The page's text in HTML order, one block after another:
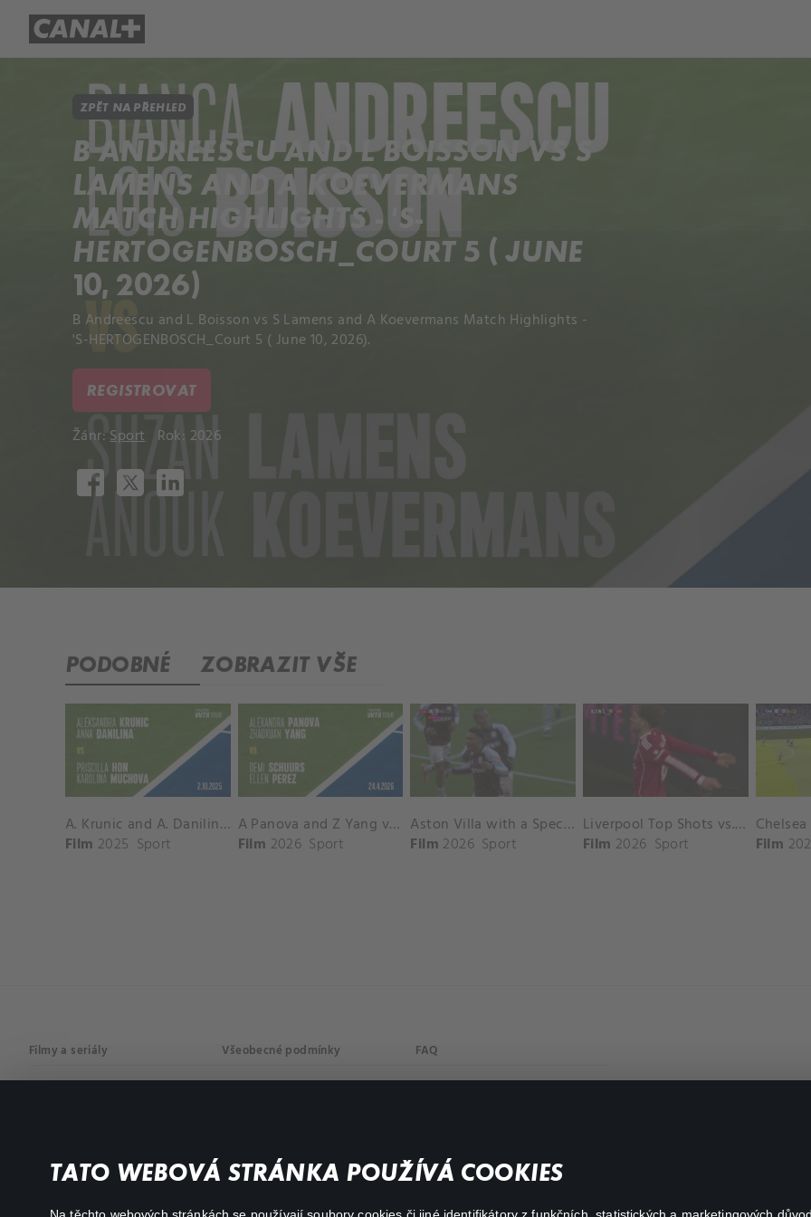
TATO WEBOVÁ STRÁNKA POUŽÍVÁ COOKIES
Na těchto webových stránkách se používají soubory cookies či jiné identifikátory z funkčních, statistických a marketingových
ZPĚT NA PŘEHLED
B ANDREESCU AND L BOISSON VS S
LAMENS AND A KOEVERMANS
MATCH HIGHLIGHTS - 'S-
HERTOGENBOSCH_COURT 5 ( JUNE
10, 2026)
B Andreescu and L Boisson vs S Lamens and A Koevermans Match Highlights -
'S-HERTOGENBOSCH_Court 5 ( June 10, 2026).
REGISTROVAT
Žánr:Sport Rok: 2026
PODOBNÉ ZOBRAZIT VŠE
A. Krunic and A. Danilina vs. P. Hon and K. Muchova Match Highlights - BEIJING_Capital Group Diamond ( October 02, 2025)
Film 2025 Sport
A Panova and Z Yang vs D Schuurs and E Perez Match Highlights - MADRID_Court 8 ( April 24, 2026)
Film 2026 Sport
Aston Villa with a Spectacular Goal vs. Nottingham Forest
Film 2026 Sport
Liverpool Top Shots vs. Fulham
Film 2026 Sport
Film
Filmy a seriály
Akční
Všeobecné podmínky FAQ